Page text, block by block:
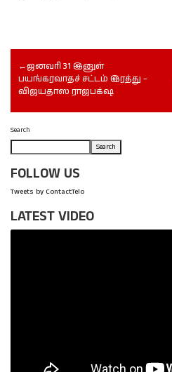
ஜனவரி 31 இனுள்
பயங்கரவாதச் சட்டம் இரத்து –
விஜயதாஸ ராஜபக்‌ஷ
Search
Search
FOLLOW US
Tweets by ContactTelo
LATEST VIDEO